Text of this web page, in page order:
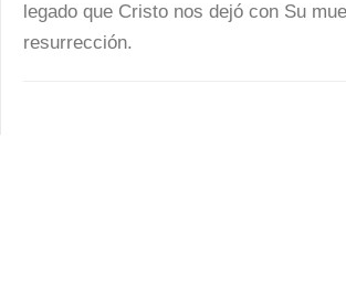
legado que Cristo nos dejó con Su
resurrección.